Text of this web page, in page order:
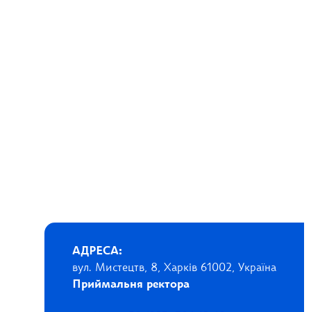
АДРЕСА:
вул. Мистецтв, 8, Харків 61002, Україна
Приймальня ректора